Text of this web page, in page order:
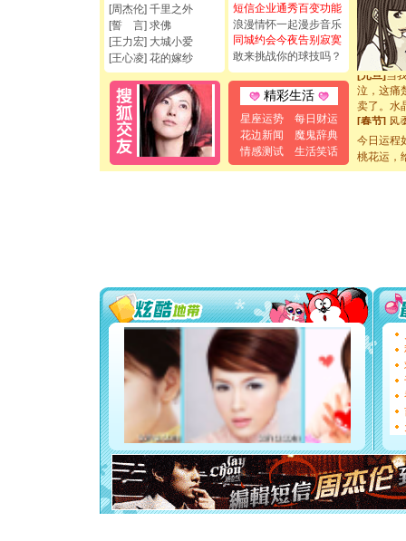
[周杰伦] 千里之外
[誓 言] 求佛
[王力宏] 大城小爱
[王心凌] 花的嫁纱
短信企业通秀百变功能
浪漫情怀一起漫步音乐
同城约会今夜告别寂寞
敢来挑战你的球技吗？
精彩生活
星座运势
每日财运
花边新闻
魔鬼辞典
情感测试
生活笑话
你是我专
[元旦]如
起；二是
离。水晶
[元旦]当
泣，这痛
卖了。水
[春节] 风
道一声平
[春节]传
都要快乐
[圣诞节]
如意,快
[元旦]
看
断电。
你是我
[元旦]
如
起；二
离。水
[元旦]
当
泣，这
卖了。水
[春节]风
颜！冬去
道一声平
[春节]传
今日运程
桃花运，